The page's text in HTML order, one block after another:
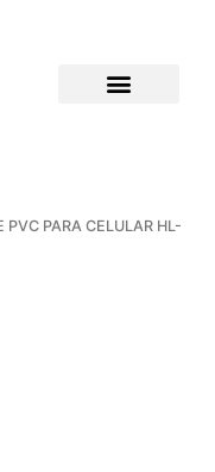
PVC PARA CELULAR HL-